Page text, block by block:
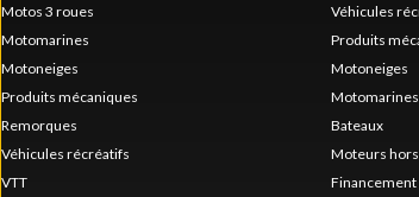
Motos 3 roues
Motomarines
Motoneiges
Produits mécaniques
Remorques
Véhicules récréatifs
VTT
Véhicules
Produits
Motoneiges
Motomarines
Bateaux
Moteurs
Financement